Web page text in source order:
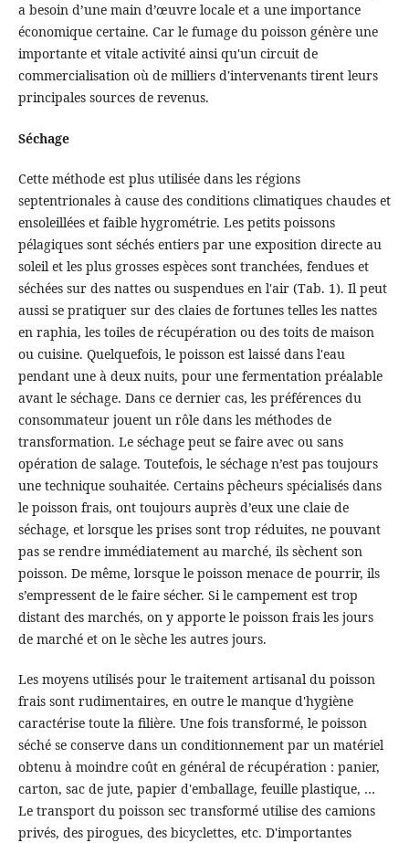
a besoin d’une main d’œuvre locale et a une importance
économique certaine. Car le fumage du poisson génère une
importante et vitale activité ainsi qu'un circuit de
commercialisation où de milliers d'intervenants tirent leurs
principales sources de revenus.
Séchage
Cette méthode est plus utilisée dans les régions
septentrionales à cause des conditions climatiques chaudes et
ensoleillées et faible hygrométrie. Les petits poissons
pélagiques sont séchés entiers par une exposition directe au
soleil et les plus grosses espèces sont tranchées, fendues et
séchées sur des nattes ou suspendues en l'air (Tab. 1). Il peut
aussi se pratiquer sur des claies de fortunes telles les nattes
en raphia, les toiles de récupération ou des toits de maison
ou cuisine. Quelquefois, le poisson est laissé dans l'eau
pendant une à deux nuits, pour une fermentation préalable
avant le séchage. Dans ce dernier cas, les préférences du
consommateur jouent un rôle dans les méthodes de
transformation. Le séchage peut se faire avec ou sans
opération de salage. Toutefois, le séchage n’est pas toujours
une technique souhaitée. Certains pêcheurs spécialisés dans
le poisson frais, ont toujours auprès d’eux une claie de
séchage, et lorsque les prises sont trop réduites, ne pouvant
pas se rendre immédiatement au marché, ils sèchent son
poisson. De même, lorsque le poisson menace de pourrir, ils
s’empressent de le faire sécher. Si le campement est trop
distant des marchés, on y apporte le poisson frais les jours
de marché et on le sèche les autres jours.
Les moyens utilisés pour le traitement artisanal du poisson
frais sont rudimentaires, en outre le manque d'hygiène
caractérise toute la filière. Une fois transformé, le poisson
séché se conserve dans un conditionnement par un matériel
obtenu à moindre coût en général de récupération : panier,
carton, sac de jute, papier d'emballage, feuille plastique, …
Le transport du poisson sec transformé utilise des camions
privés, des pirogues, des bicyclettes, etc. D'importantes